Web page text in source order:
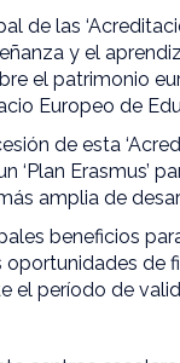
de las
y el
el patrimonio
Europeo de
de esta
‘Plan Erasmus’
amplia de
beneficios
de
el período de